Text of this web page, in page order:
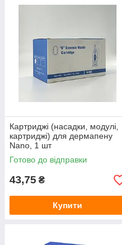
Картриджі (насадки, модулі,
картриджі) для дермапену
Nano, 1 шт
Готово до відправки
43,75 ₴
Купити